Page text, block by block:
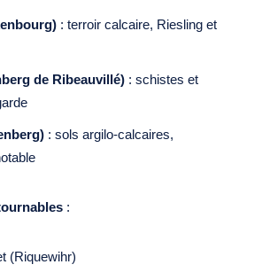
: terroir calcaire, Riesling et
de Ribeauvillé) : schistes et
: sols argilo‑calcaires,
:
(Riquewihr)